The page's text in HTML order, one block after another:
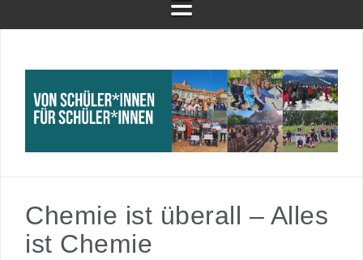
Chemie ist überall – Alles
ist Chemie